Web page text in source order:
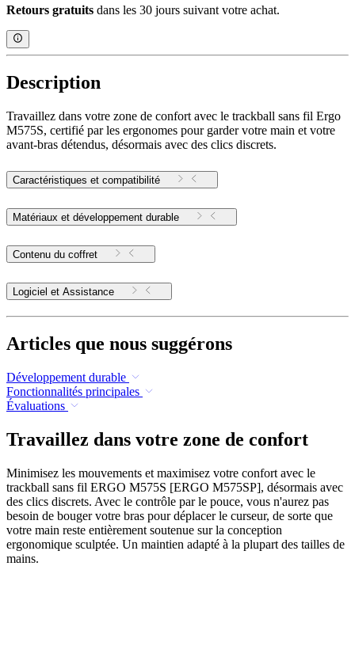
Retours gratuits dans les 30 jours suivant votre achat.
Description
Travaillez dans votre zone de confort avec le trackball sans fil Ergo
M575S, certifié par les ergonomes pour garder votre main et votre
avant-bras détendus, désormais avec des clics discrets.
Caractéristiques et compatibilité
Matériaux et développement durable
Contenu du coffret
Logiciel et Assistance
Articles que nous suggérons
Développement durable
Fonctionnalités principales
Évaluations
Travaillez dans votre zone de confort
Minimisez les mouvements et maximisez votre confort avec le
trackball sans fil ERGO M575S [ERGO M575SP], désormais avec
des clics discrets. Avec le contrôle par le pouce, vous n'aurez pas
besoin de bouger votre bras pour déplacer le curseur, de sorte que
votre main reste entièrement soutenue sur la conception
ergonomique sculptée. Un maintien adapté à la plupart des tailles de
mains.